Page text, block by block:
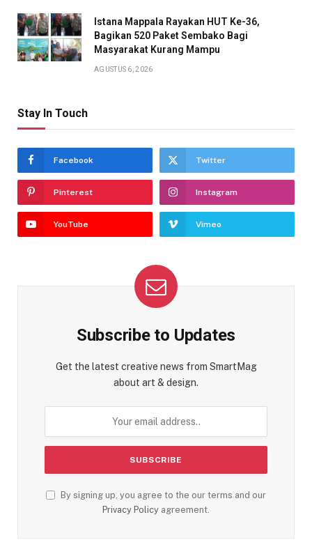
Istana Mappala Rayakan HUT Ke-36,
Bagikan 520 Paket Sembako Bagi
Masyarakat Kurang Mampu
AGUSTUS 6, 2026
Stay In Touch
Facebook Twitter
Pinterest Instagram
YouTube Vimeo
Subscribe to Updates
Get the latest creative news from SmartMag
about art & design.
By signing up, you agree to the our terms and our
Privacy Policy agreement.